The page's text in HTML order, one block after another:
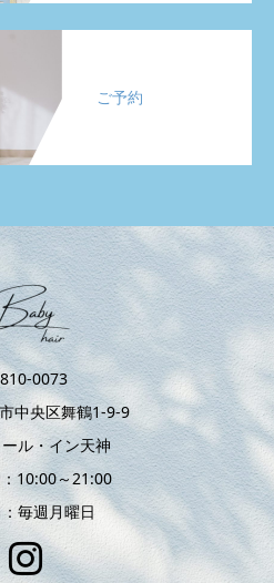
ご予約
0073
中央区舞鶴1-9-9
ル・イン天神
10:00～21:00
毎週月曜日